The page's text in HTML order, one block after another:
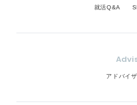
就活Q&A
アドバイ